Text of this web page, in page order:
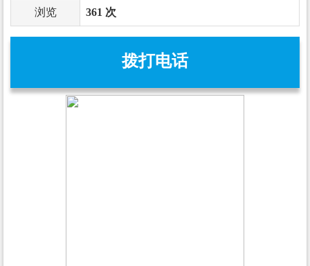
浏览 361 次
拨打电话